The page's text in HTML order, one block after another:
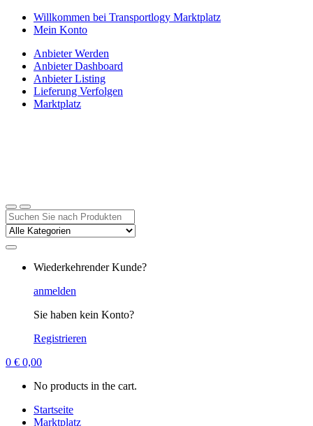
Navigation
Zum
Inhalt
Willkommen bei Transportlogy Marktplatz
Mein Konto
Anbieter Werden
Anbieter Dashboard
Anbieter Listing
Lieferung Verfolgen
Marktplatz
Suchen
nach:
Wiederkehrender Kunde?
anmelden
Sie haben kein Konto?
Registrieren
0 € 0,00
No products in the cart.
Startseite
Marktplatz